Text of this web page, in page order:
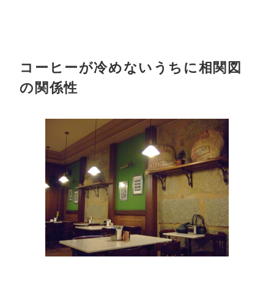
コーヒーが冷めないうちに相関図
の関係性